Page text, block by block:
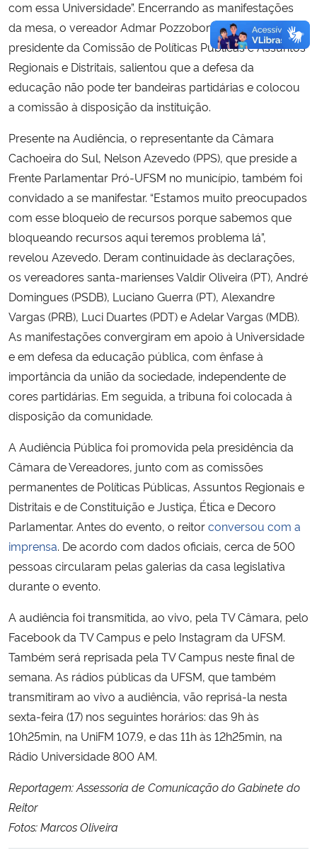
com essa Universidade”. Encerrando as manifestações
da mesa, o vereador Admar Pozzobom (PSDB),
presidente da Comissão de Políticas Públicas e Assuntos
Regionais e Distritais, salientou que a defesa da
educação não pode ter bandeiras partidárias e colocou
a comissão à disposição da instituição.
Presente na Audiência, o representante da Câmara
Cachoeira do Sul, Nelson Azevedo (PPS), que preside a
Frente Parlamentar Pró-UFSM no município, também foi
convidado a se manifestar. “Estamos muito preocupados
com esse bloqueio de recursos porque sabemos que
bloqueando recursos aqui teremos problema lá”,
revelou Azevedo. Deram continuidade às declarações,
os vereadores santa-marienses Valdir Oliveira (PT), André
Domingues (PSDB), Luciano Guerra (PT), Alexandre
Vargas (PRB), Luci Duartes (PDT) e Adelar Vargas (MDB).
As manifestações convergiram em apoio à Universidade
e em defesa da educação pública, com ênfase à
importância da união da sociedade, independente de
cores partidárias. Em seguida, a tribuna foi colocada à
disposição da comunidade.
A Audiência Pública foi promovida pela presidência da
Câmara de Vereadores, junto com as comissões
permanentes de Políticas Públicas, Assuntos Regionais e
Distritais e de Constituição e Justiça, Ética e Decoro
Parlamentar. Antes do evento, o reitorconversou com a
imprensa. De acordo com dados oficiais, cerca de 500
pessoas circularam pelas galerias da casa legislativa
durante o evento.
A audiência foi transmitida, ao vivo, pela TV Câmara, pelo
Facebook da TV Campus e pelo Instagram da UFSM.
Também será reprisada pela TV Campus neste final de
semana. As rádios públicas da UFSM, que também
transmitiram ao vivo a audiência, vão reprisá-la nesta
sexta-feira (17) nos seguintes horários: das 9h às
10h25min, na UniFM 107.9, e das 11h às 12h25min, na
Rádio Universidade 800 AM.
Reportagem: Assessoria de Comunicação do Gabinete do
Reitor
Fotos: Marcos Oliveira